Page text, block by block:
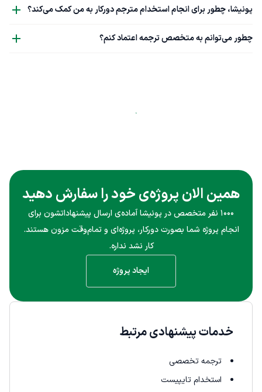
پونیشا، چطور برای انجام استخدام مترجم دورکار به من کمک می‌کند؟
چطور می‌توانم به متخصص ترجمه اعتماد کنم؟
همین الان پروژه‌ی خود را سفارش دهید
۱۰۰۰ نفر متخصص در پونیشا آماده‌ی ارسال پیشنهاداتشون برای
انجام پروژه شما بصورت دورکار، پروژه‌ای و تمام‌وقت مزون هستند.
کار نشد نداره.
ایجاد پروژه
خدمات پیشنهادی مرتبط
ترجمه تخصصی
استخدام تایپیست